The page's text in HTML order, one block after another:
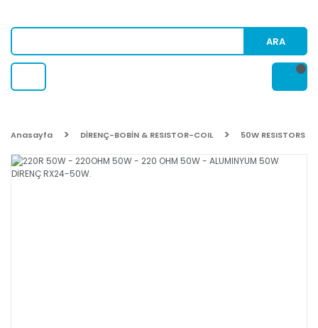
ARA
Anasayfa DİRENÇ-BOBİN & RESISTOR-COIL 50W RESISTORS